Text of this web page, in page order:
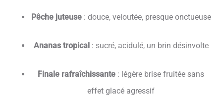
Pêche juteuse: douce, veloutée, presque onctueuse
Ananas tropical: sucré, acidulé, un brin désinvolte
Finale rafraîchissante : légère brise fruitée sans
effet glacé agressif